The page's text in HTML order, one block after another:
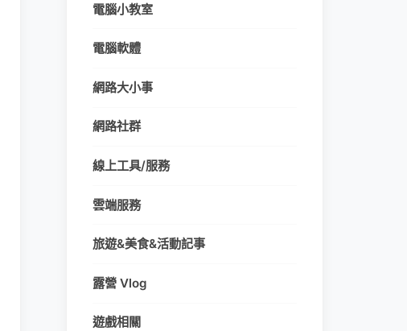
電腦小教室
電腦軟體
網路大小事
網路社群
線上工具/服務
雲端服務
旅遊&美食&活動記事
露營 Vlog
遊戲相關